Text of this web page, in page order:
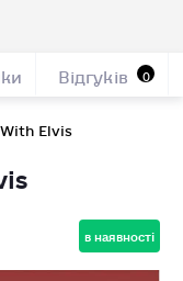
Elvis
Відгуків 0
в наявності